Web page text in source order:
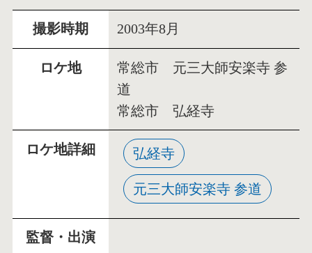
撮影時期 2003年8月
ロケ地
常総市 元三大師安楽寺 参
道
常総市 弘経寺
ロケ地詳細 弘経寺
元三大師安楽寺 参道
監督・出演